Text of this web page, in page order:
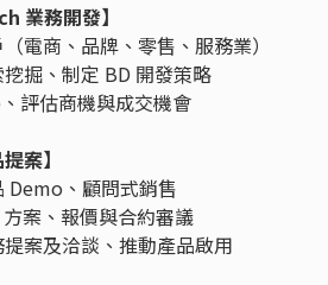
業務開發】
電商、品牌、零售、服務業）
掘、制定 BD 開發策略
評估商機與成交機會
案】
Demo、顧問式銷售
案、報價與合約審議
案及洽談、推動產品啟用